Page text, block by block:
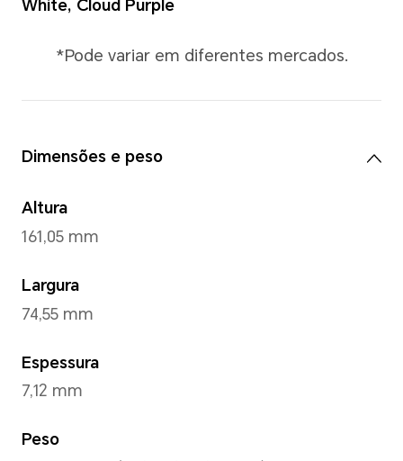
Marrs Green
White